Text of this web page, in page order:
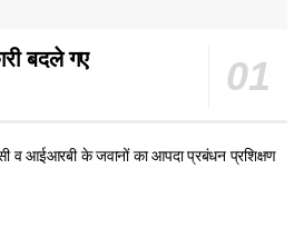
बदले गए
व आईआरबी के जवानों का आपदा प्रबंधन प्रशिक्षण